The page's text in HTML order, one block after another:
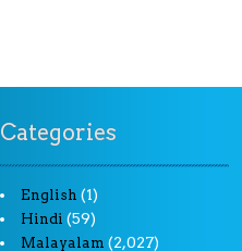
Categories
English (1)
Hindi (59)
Malayalam (2,027)